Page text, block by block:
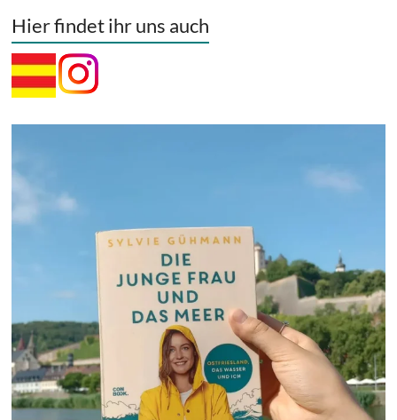
Hier findet ihr uns auch